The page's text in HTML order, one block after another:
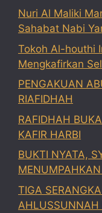
Nuri Al Maliki
Sahabat Nabi
Tokoh Al-houthi
Mengkafirkan
PENGAKUAN
RIAFIDHAH
RAFIDHAH
KAFIR HARBI
BUKTI NYATA,
TIGA
AHLUSSUNNAH